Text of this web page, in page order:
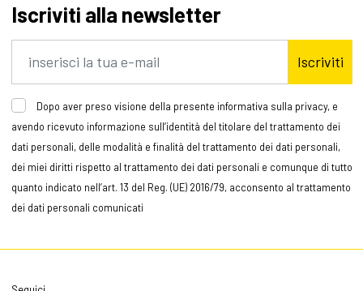
Iscriviti alla newsletter
Iscriviti
Dopo aver preso visione della presente informativa sulla privacy, e
avendo ricevuto informazione sull’identità del titolare del trattamento dei
dati personali, delle modalità e finalità del trattamento dei dati personali,
dei miei diritti rispetto al trattamento dei dati personali e comunque di tutto
quanto indicato nell’art. 13 del Reg. (UE) 2016/79, acconsento al trattamento
dei dati personali comunicati